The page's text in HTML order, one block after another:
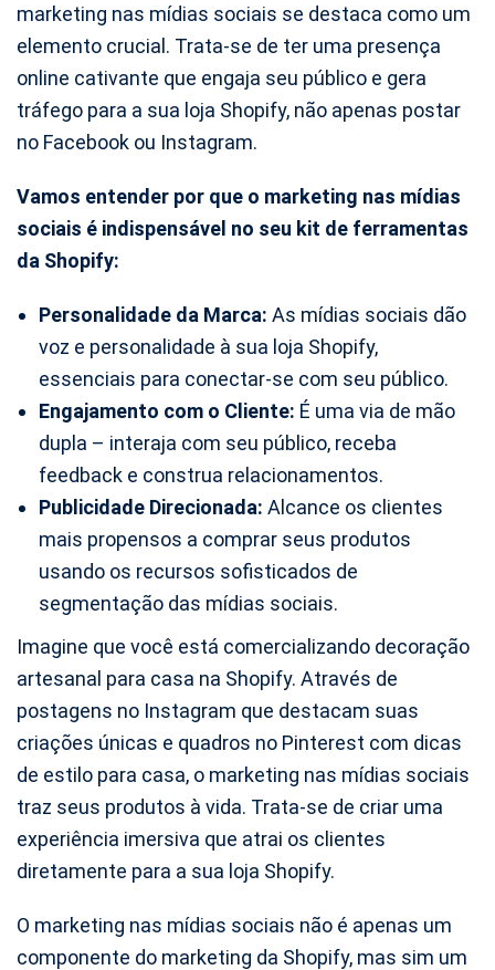
marketing nas mídias sociais se destaca como um
elemento crucial. Trata-se de ter uma presença
online cativante que engaja seu público e gera
tráfego para a sua loja Shopify, não apenas postar
no Facebook ou Instagram.
Vamos entender por que o marketing nas mídias
sociais é indispensável no seu kit de ferramentas
da Shopify:
Personalidade da Marca: As mídias sociais dão
voz e personalidade à sua loja Shopify,
essenciais para conectar-se com seu público.
Engajamento com o Cliente: É uma via de mão
dupla – interaja com seu público, receba
feedback e construa relacionamentos.
Publicidade Direcionada: Alcance os clientes
mais propensos a comprar seus produtos
usando os recursos sofisticados de
segmentação das mídias sociais.
Imagine que você está comercializando decoração
artesanal para casa na Shopify. Através de
postagens no Instagram que destacam suas
criações únicas e quadros no Pinterest com dicas
de estilo para casa, o marketing nas mídias sociais
traz seus produtos à vida. Trata-se de criar uma
experiência imersiva que atrai os clientes
diretamente para a sua loja Shopify.
O marketing nas mídias sociais não é apenas um
componente do marketing da Shopify, mas sim um